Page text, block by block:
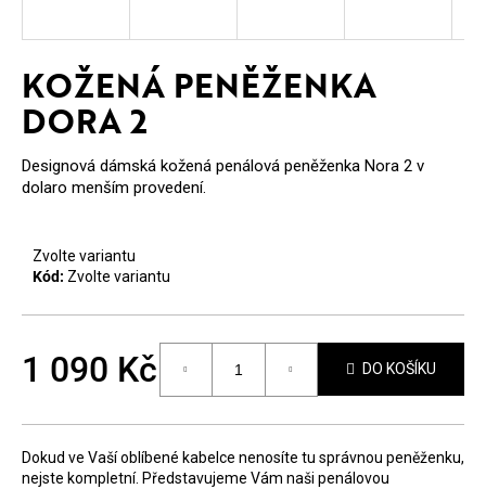
KOŽENÁ PENĚŽENKA
DORA 2
Designová dámská kožená penálová peněženka Nora 2 v
dolaro menším provedení.
Zvolte variantu
Kód: Zvolte variantu
1 090 Kč DO KOŠÍKU
Dokud ve Vaší oblíbené kabelce nenosíte tu správnou peněženku,
nejste kompletní. Představujeme Vám naši penálovou
E
T
E
N
A
T
?